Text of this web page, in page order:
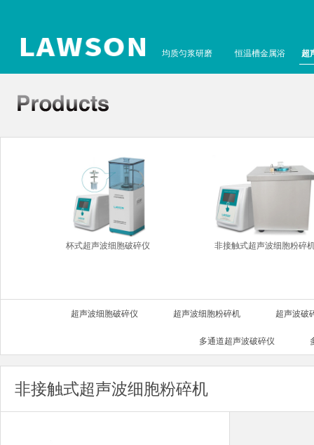
均质匀浆研磨 恒温槽金属浴 超
杯式超声波细胞破碎仪 非接触式超声波细胞粉碎
超声波细胞破碎仪 超声波细胞粉碎机 超声波破
多通道超声波破碎仪
非接触式超声波细胞粉碎机